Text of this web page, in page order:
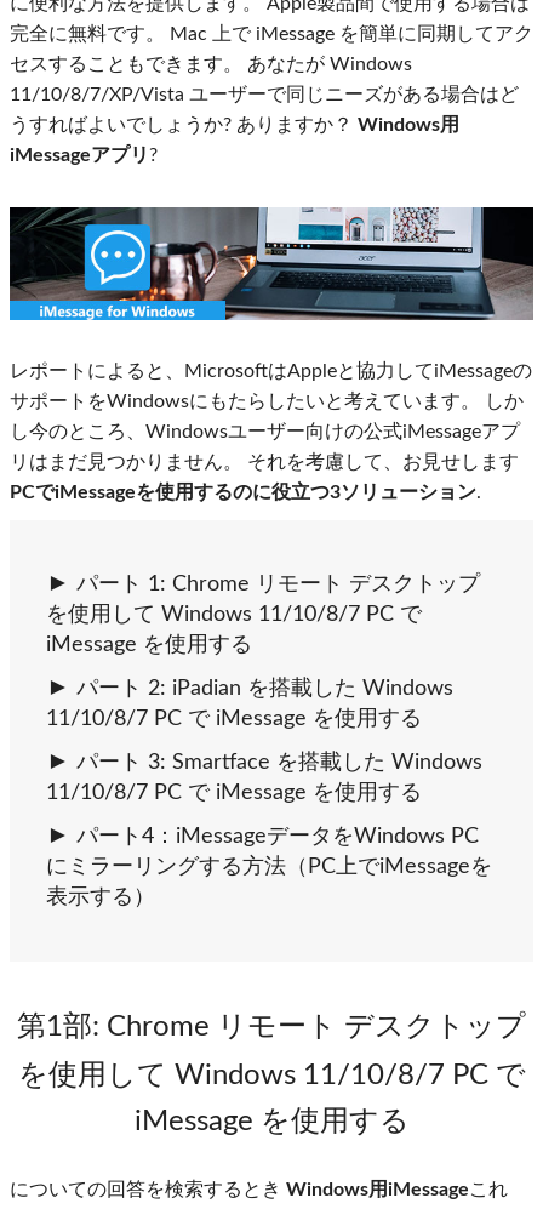
完全に無料です。 Mac 上で iMessage を簡単に同期してアク
セスすることもできます。 あなたが Windows
11/10/8/7/XP/Vista ユーザーで同じニーズがある場合はど
うすればよいでしょうか? ありますか？ Windows用
iMessageアプリ?
レポートによると、MicrosoftはAppleと協力してiMessageの
サポートをWindowsにもたらしたいと考えています。 しか
し今のところ、Windowsユーザー向けの公式iMessageアプ
リはまだ見つかりません。 それを考慮して、お見せします
PCでiMessageを使用するのに役立つ3ソリューション.
パート 1: Chrome リモート デスクトップ
を使用して Windows 11/10/8/7 PC で
iMessage を使用する
パート 2: iPadian を搭載した Windows
11/10/8/7 PC で iMessage を使用する
パート 3: Smartface を搭載した Windows
11/10/8/7 PC で iMessage を使用する
パート4：iMessageデータをWindows PC
にミラーリングする方法（PC上でiMessageを
表示する）
第1部: Chrome リモート デスクトップ
を使用して Windows 11/10/8/7 PC で
iMessage を使用する
についての回答を検索するとき Windows用iMessageこれ